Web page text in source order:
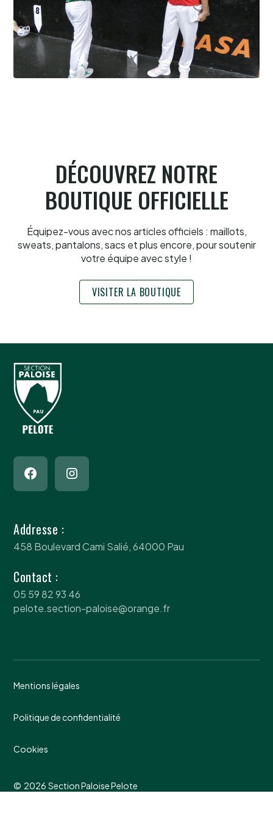
DÉCOUVREZ NOTRE
BOUTIQUE OFFICIELLE
Équipez-vous avec nos articles officiels : maillots,
sweats, pantalons, sacs et plus encore, pour soutenir
votre équipe avec style !
VISITER LA BOUTIQUE
Addresse :
458 Boulevard Cami Salié, 64000 Pau
Contact :
05 59 82 93 46
pelote.section-paloise@orange.fr
© 2026 Section Paloise Pelote
Mentions légales
Politique de confidentialité
Cookies